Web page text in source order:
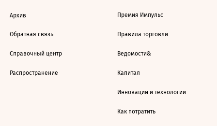
Архив
Обратная связь
Справочный центр
Распространение
Премия Импульс
Правила торговли
Ведомости&
Капитал
Инновации и технологии
Как потратить